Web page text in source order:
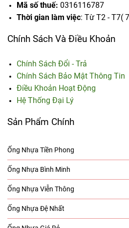
Tra cứu theo vật liệu và
Ống PP-R Tiền Phong
Ống PVC Bình Minh
Ống HDPE Bình Minh
Ống PP-R Bình Minh
Mã số thuế: 0316116787
Thời gian làm việc: Từ T2 - T7(
Chính Sách Và Điều Khoản
Chính Sách Đổi - Trả
Chính Sách Bảo Mật Thông Tin
Điều Khoản Hoạt Động
Hệ Thống Đại Lý
Sản Phẩm Chính
Ống Nhựa Tiền Phong
Ống Nhựa Bình Minh
Ống Nhựa Viễn Thông
Ống Nhựa Đệ Nhất